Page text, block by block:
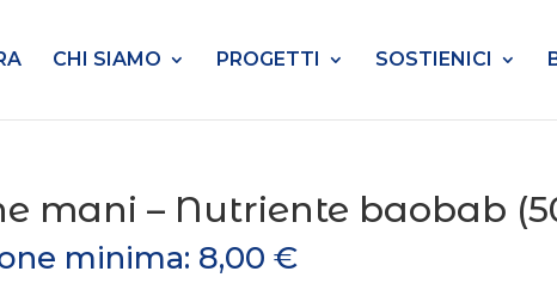
CHI SIAMO PROGETTI SOSTIENICI
mani – Nutriente baobab
minima: 8,00€